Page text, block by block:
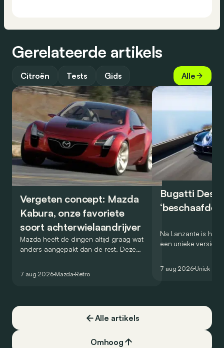
Gerelateerde artikels
Citroën Tests Gids Alle
Vergeten concept: Mazda
Kabura, onze favoriete
soort achterwielaandrijver
Mazda heeft de dingen altijd graag wat
anders aangepakt dan de rest. Deze
7 aug 2026 Mazda Retro
Bugatti
‘beschaafde’
Na Lanzante is het
een unieke versie
7 aug 2026 Uniek
Alle artikels
Omhoog